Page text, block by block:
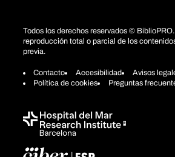
Todos los derechos reservados ©
reproducción total o parcial de los
previa.
Contacto Accesibilidad
Avisos
Política de cookies
Preguntas